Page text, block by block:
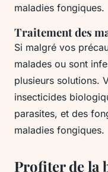
maladies fongiques.
Traitement des
Si malgré vos
malades ou sont
plusieurs solutions.
insecticides
parasites, et des
maladies fongiques.
Profiter de la